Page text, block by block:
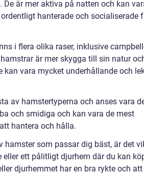
är mer aktiva på natten och kan
hanterade och socialiserade
i flera olika raser, inklusive
är mer skygga till sin natur
kan vara mycket underhållande och
av hamstertyperna och anses vara
och smidiga och kan vara de mest
hantera och hålla.
hamster som passar dig bäst, är det
ett pålitligt djurhem där du kan
djurhemmet har en bra rykte och att